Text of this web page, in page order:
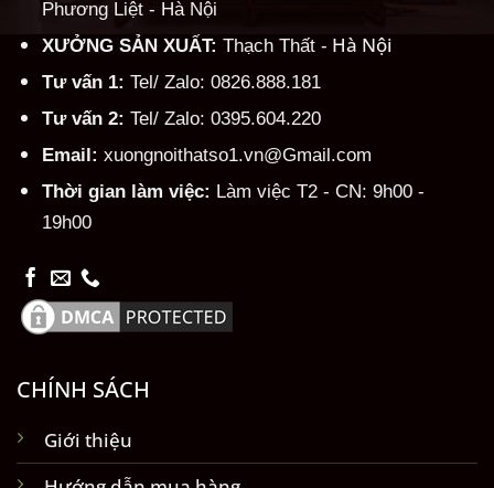
Phương Liệt - Hà Nội
XƯỞNG SẢN XUẤT: Thạch Thất - Hà Nội
Tư vấn 1: Tel/ Zalo: 0826.888.181
Tư vấn 2: Tel/ Zalo: 0395.604.220
Email: xuongnoithatso1.vn@Gmail.com
Thời gian làm việc: Làm việc T2 - CN: 9h00 -
19h00
CHÍNH SÁCH
Giới thiệu